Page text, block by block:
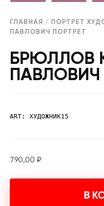
ГЛАВНАЯ / ПОРТРЕТ
ПАВЛОВИЧ ПОРТРЕТ
БРЮЛЛОВ
ПАВЛОВИЧ
ART: ХУДОЖНИК15
790,00 ₽
В